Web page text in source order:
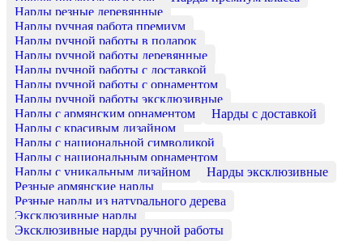
Нарды резные деревянные
Нарды ручная работа премиум
Нарды ручной работы в подарок
Нарды ручной работы деревянные
Нарды ручной работы с доставкой
Нарды ручной работы с орнаментом
Нарды ручной работы эксклюзивные
Нарды с армянским орнаментом
Нарды с доставкой
Нарды с красивым дизайном
Нарды с национальной символикой
Нарды с национальным орнаментом
Нарды с уникальным дизайном
Нарды эксклюзивные
Резные армянские нарды
Резные нарды из натурального дерева
Эксклюзивные нарды
Эксклюзивные нарды ручной работы